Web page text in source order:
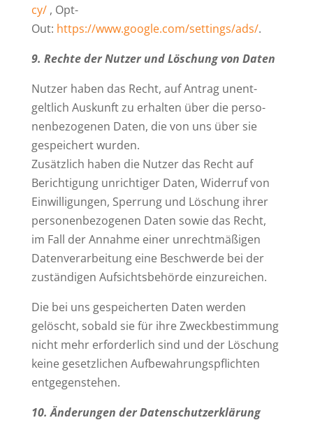
cy/, Opt-
Out: https://www.google.com/settings/ads/.
9. Rechte der Nutzer und Löschung von Daten
Nutzer haben das Recht, auf Antrag unent­
geltlich Aus­kunft zu erhalten über die per­so­
nen­be­zo­genen Daten, die von uns über sie
gespei­chert wurden.
Zusätzlich haben die Nutzer das Recht auf
Berich­tigung unrich­tiger Daten, Widerruf von
Ein­wil­li­gungen, Sperrung und Löschung ihrer
per­so­nen­be­zo­genen Daten sowie das Recht,
im Fall der Annahme einer unrecht­mä­ßigen
Daten­ver­ar­beitung eine Beschwerde bei der
zustän­digen Auf­sichts­be­hörde einzureichen.
Die bei uns gespei­cherten Daten werden
gelöscht, sobald sie für ihre Zweck­be­stimmung
nicht mehr erfor­derlich sind und der Löschung
keine gesetz­lichen Auf­be­wah­rungs­pflichten
entgegenstehen.
10. Ände­rungen der Datenschutzerklärung